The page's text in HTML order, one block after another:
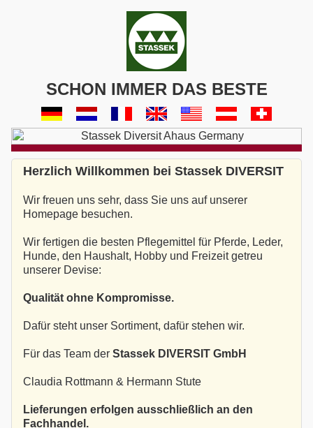
SCHON IMMER DAS BESTE
Herzlich Willkommen bei Stassek DIVERSIT
Wir freuen uns sehr, dass Sie uns auf unserer
Homepage besuchen.
Wir fertigen die besten Pflegemittel für Pferde, Leder,
Hunde, den Haushalt, Hobby und Freizeit getreu
unserer Devise:
Qualität ohne Kompromisse.
Dafür steht unser Sortiment, dafür stehen wir.
Für das Team der Stassek DIVERSIT GmbH
Claudia Rottmann & Hermann Stute
Lieferungen erfolgen ausschließlich an den
Fachhandel.